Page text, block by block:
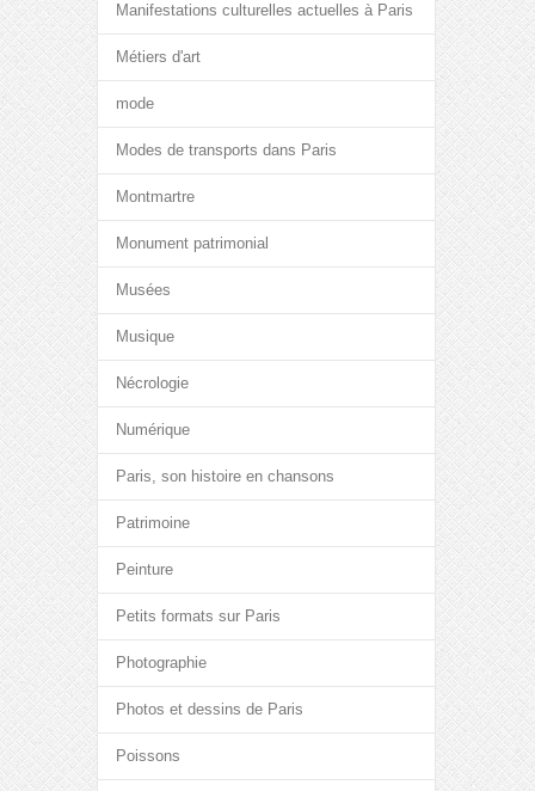
Manifestations culturelles actuelles à Paris
Métiers d'art
mode
Modes de transports dans Paris
Montmartre
Monument patrimonial
Musées
Musique
Nécrologie
Numérique
Paris, son histoire en chansons
Patrimoine
Peinture
Petits formats sur Paris
Photographie
Photos et dessins de Paris
Poissons